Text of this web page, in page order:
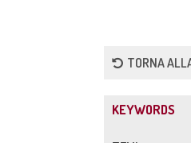
TORNA
KEYWORDS